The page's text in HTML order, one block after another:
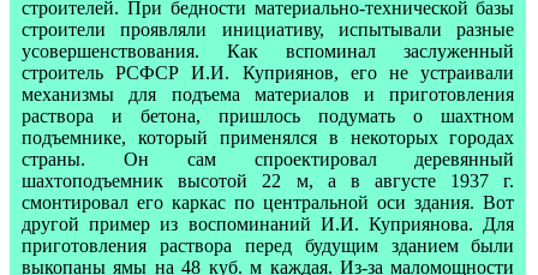
строителей. При бедности материально-технической базы
строители проявляли инициативу, испытывали разные
усовершенствования. Как вспоминал заслуженный
строитель РСФСР И.И. Куприянов, его не устраивали
механизмы для подъема материалов и приготовления
раствора и бетона, пришлось подумать о шахтном
подъемнике, который применялся в некоторых городах
страны. Он сам спроектировал деревянный
шахтоподъемник высотой 22 м, а в августе 1937 г.
смонтировал его каркас по центральной оси здания. Вот
другой пример из воспоминаний И.И. Куприянова. Для
приготовления раствора перед будущим зданием были
выкопаны ямы на 48 куб. м каждая. Из-за маломощности